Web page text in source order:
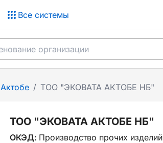
Все системы
Актобе / ТОО "ЭКОВАТА АКТОБЕ НБ"
ТОО "ЭКОВАТА АКТОБЕ НБ"
ОКЭД: Производство прочих